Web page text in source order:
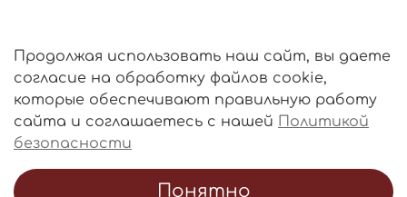
ИНФОРМАЦИЯ
О МАГАЗИНЕ
Продолжая использовать наш сайт, вы даете
согласие на обработку файлов cookie,
которые обеспечивают правильную работу
сайта и соглашаетесь с нашей Политикой
безопасности
Понятно
Политика
обработки